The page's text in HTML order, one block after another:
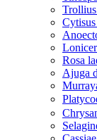
Rosa
Ajuga